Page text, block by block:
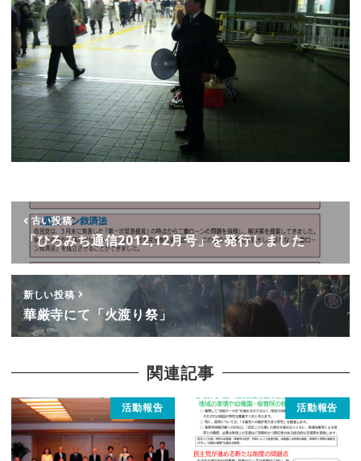
古い投稿
「ひろみち通信2012,12月号」を発行しました
新しい投稿
華厳寺にて「火渡り祭」
関連記事
活動報告 活動報告